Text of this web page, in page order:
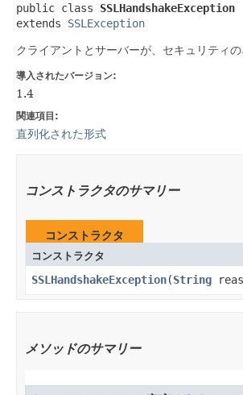
public class SSLHandshakeException
extends SSLException
クライアントとサーバーが、セキュリティ
導入されたバージョン:
1.4
関連項目:
直列化された形式
コンストラクタのサマリー
コンストラクタ
コンストラクタ
SSLHandshakeException​(String
メソッドのサマリー